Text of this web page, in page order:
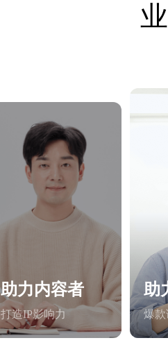
助力内容者
打造IP影响力
助
爆